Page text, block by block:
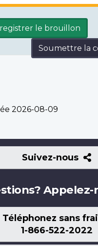
le brouillon
Soumettre la
2026-08-09
Suivez-nous
Appelez-
Téléphonez sans
1-866-522-2022